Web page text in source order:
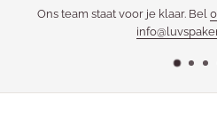
staat voor je klaar. Bel033 – 299 60
info@luvspakenburg.nl